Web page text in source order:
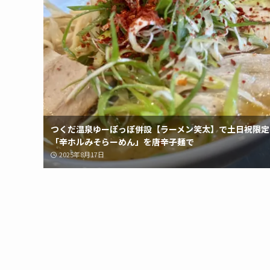
つくだ温泉ゆーぽっぽ併設【ラーメン笑太】で土日祝限
「辛ホルみそらーめん」を唐辛子麺で
2025年8月17日